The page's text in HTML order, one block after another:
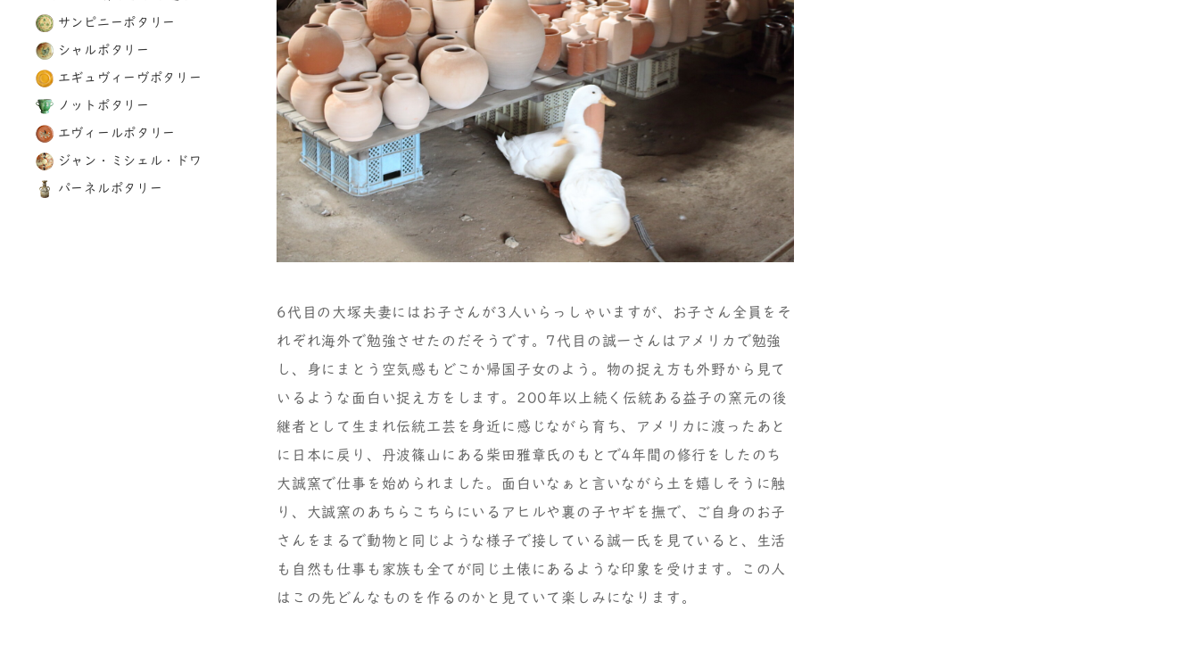
サンピニーポタリー
シャルポタリー
エギュヴィーヴポタリー
ノットポタリー
エヴィールポタリー
ジャン・ミシェル・ドワ
パーネルポタリー
6代目の大塚夫妻にはお子さんが3人いらっしゃいますが、お子さん全員をそ
れぞれ海外で勉強させたのだそうです。7代目の誠一さんはアメリカで勉強
し、身にまとう空気感もどこか帰国子女のよう。物の捉え方も外野から見て
いるような面白い捉え方をします。200年以上続く伝統ある益子の窯元の後
継者として生まれ伝統工芸を身近に感じながら育ち、アメリカに渡ったあと
に日本に戻り、丹波篠山にある柴田雅章氏のもとで4年間の修行をしたのち
大誠窯で仕事を始められました。面白いなぁと言いながら土を嬉しそうに触
り、大誠窯のあちらこちらにいるアヒルや裏の子ヤギを撫で、ご自身のお子
さんをまるで動物と同じような様子で接している誠一氏を見ていると、生活
も自然も仕事も家族も全てが同じ土俵にあるような印象を受けます。この人
はこの先どんなものを作るのかと見ていて楽しみになります。